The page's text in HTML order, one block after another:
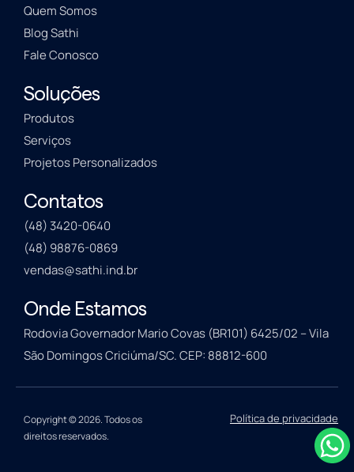
Quem Somos
Blog Sathi
Fale Conosco
Soluções
Produtos
Serviços
Projetos Personalizados
Contatos
(48) 3420-0640
(48) 98876-0869
vendas@sathi.ind.br
Onde Estamos
Rodovia Governador Mario Covas (BR101) 6425/02 – Vila
São Domingos Criciúma/SC. CEP: 88812-600
Copyright © 2026. Todos os
direitos reservados.
Política de privacidade